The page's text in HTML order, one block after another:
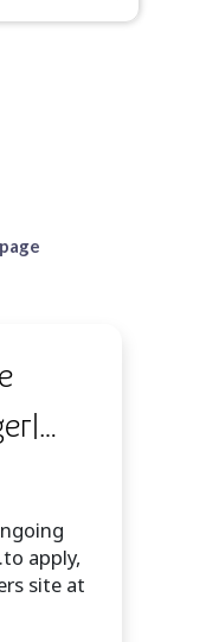
apply,
site at